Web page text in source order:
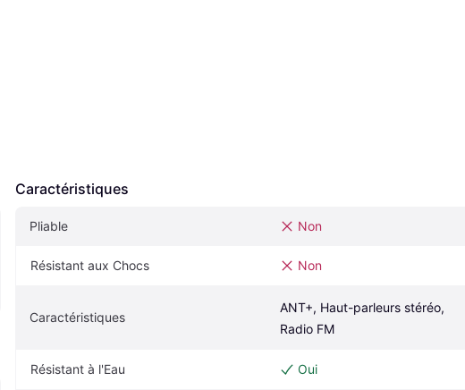
Caractéristiques
Pliable Non
Résistant aux Chocs Non
Caractéristiques
ANT+, Haut-parleurs stéréo,
Radio FM
Résistant à l'Eau Oui